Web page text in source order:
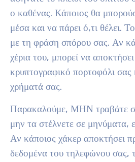
ο καθένας. Κάποιος θα
μέσα και να πάρει ό,τι θέλει.
με τη φράση σπόρου σας. Αν
χέρια του, μπορεί να
κρυπτογραφικό πορτοφόλι σας
χρήματά σας.
Παρακαλούμε, ΜΗΝ τραβάτε
μην τα στέλνετε σε μηνύματα,
Αν κάποιος χάκερ αποκτήσει
δεδομένα του τηλεφώνου σας,